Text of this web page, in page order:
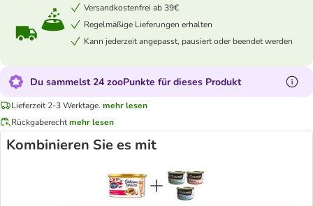
Versandkostenfrei ab 39€
Regelmäßige Lieferungen erhalten
Kann jederzeit angepasst, pausiert oder beendet werden
Du sammelst 24 zooPunkte für dieses Produkt
Lieferzeit 2-3 Werktage. mehr lesen
Rückgaberechtmehr lesen
Kombinieren Sie es mit